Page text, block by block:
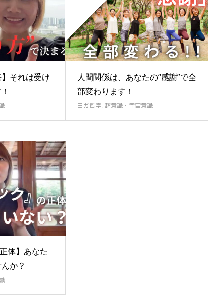
】それは受け
人間関係は、あなたの“感謝”で全
部変わります！
ヨガ哲学, 超意識・宇宙意識
体】あなた
か？